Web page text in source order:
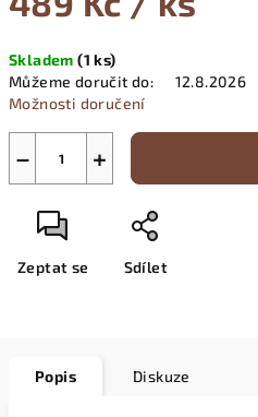
cena:
Skladem(1 ks)
Můžeme doručit do:
12.8.2026
Možnosti doručení
+
−
Zeptat se Sdílet
Popis Diskuze